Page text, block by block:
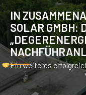
IN
SOLAR GMBH:
Ein weiteres